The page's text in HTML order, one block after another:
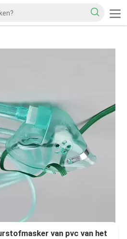
van pvc van het